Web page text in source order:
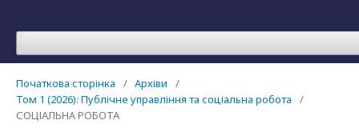
Початкова сторінка / Архіви
/
Том 1 (2026): Публічне управління та соціальна робота
/
СОЦІАЛЬНА РОБОТА